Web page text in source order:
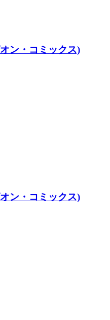
ン・コミックス)
ン・コミックス)